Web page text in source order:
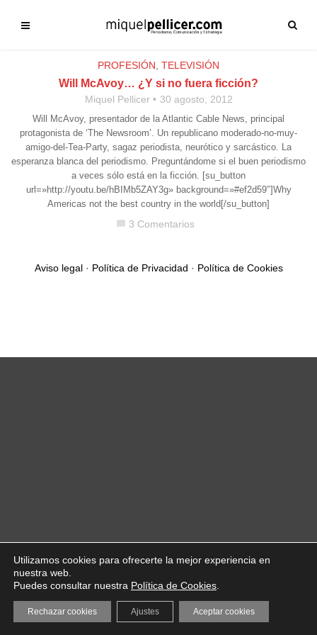
PROFESIÓN TELEVISIÓN
Will McAvoy… ¿Y si no fuera ficción?
Miquel Pellicer 30 agosto, 2012
Will McAvoy, presentador de la Atlantic Cable News, principal
protagonista de ‘The Newsroom’. Un republicano moderado-no-muy-
amigo-del-Tea-Party, sagaz periodista, neurótico y sarcástico. La
esperanza blanca del periodismo. Preguntándome si el buen periodismo
a veces sólo está en la ficción. [su_button
url=»http://youtu.be/hBIMb5ZAY3g» background=»#ef2d59″]Why
Americas not the best country in the world[/su_button]
chat_bubble 3 Comentarios
Aviso legal· Política de Privacidad · Política de Cookies
Utilizamos cookies para ofrecerte la mejor experiencia en
nuestra web.
Puedes consultar nuestra Política de Cookies
Aceptar cookies
Rechazar cookies Ajustes